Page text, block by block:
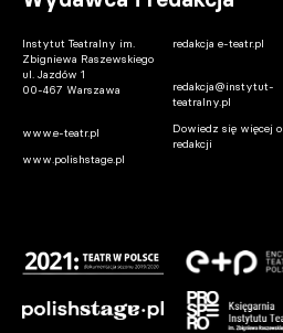
Instytut Teatralny im.
Zbigniewa Raszewskiego
ul. Jazdów 1
00-467 Warszawa
www.e-teatr.pl
www.polishstage.pl
redakcja e-teatr.pl
redakcja@instytut-
teatralny.pl
Dowiedz się więcej o
redakcji